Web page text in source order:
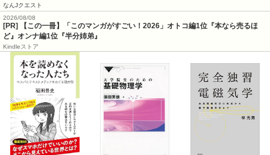
なんJクエスト
2026/08/08
[PR] 【この一冊】「このマンガがすごい！2026」オトコ編1位『本なら売るほ
ど』オンナ編1位『半分姉弟』
Kindleストア